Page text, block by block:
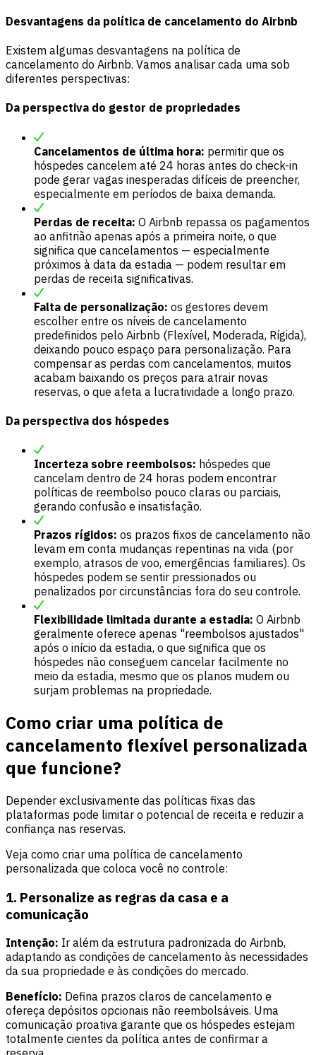
Desvantagens da política de cancelamento do Airbnb
Existem algumas desvantagens na política de
cancelamento do Airbnb. Vamos analisar cada uma sob
diferentes perspectivas:
Da perspectiva do gestor de propriedades
Cancelamentos de última hora: permitir que os
hóspedes cancelem até 24 horas antes do check-in
pode gerar vagas inesperadas difíceis de preencher,
especialmente em períodos de baixa demanda.
Perdas de receita: O Airbnb repassa os pagamentos
ao anfitrião apenas após a primeira noite, o que
significa que cancelamentos — especialmente
próximos à data da estadia — podem resultar em
perdas de receita significativas.
Falta de personalização: os gestores devem
escolher entre os níveis de cancelamento
predefinidos pelo Airbnb (Flexível, Moderada, Rígida),
deixando pouco espaço para personalização. Para
compensar as perdas com cancelamentos, muitos
acabam baixando os preços para atrair novas
reservas, o que afeta a lucratividade a longo prazo.
Da perspectiva dos hóspedes
Incerteza sobre reembolsos: hóspedes que
cancelam dentro de 24 horas podem encontrar
políticas de reembolso pouco claras ou parciais,
gerando confusão e insatisfação.
Prazos rígidos: os prazos fixos de cancelamento não
levam em conta mudanças repentinas na vida (por
exemplo, atrasos de voo, emergências familiares). Os
hóspedes podem se sentir pressionados ou
penalizados por circunstâncias fora do seu controle.
Flexibilidade limitada durante a estadia: O Airbnb
geralmente oferece apenas "reembolsos ajustados"
após o início da estadia, o que significa que os
hóspedes não conseguem cancelar facilmente no
meio da estadia, mesmo que os planos mudem ou
surjam problemas na propriedade.
Como criar uma política de
cancelamento flexível personalizada
que funcione?
Depender exclusivamente das políticas fixas das
plataformas pode limitar o potencial de receita e reduzir a
confiança nas reservas.
Veja como criar uma política de cancelamento
personalizada que coloca você no controle:
1. Personalize as regras da casa e a
comunicação
Intenção: Ir além da estrutura padronizada do Airbnb,
adaptando as condições de cancelamento às necessidades
da sua propriedade e às condições do mercado.
Benefício: Defina prazos claros de cancelamento e
ofereça depósitos opcionais não reembolsáveis. Uma
comunicação proativa garante que os hóspedes estejam
totalmente cientes da política antes de confirmar a